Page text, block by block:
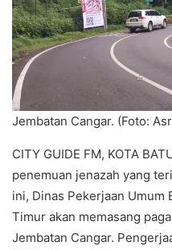
Jembatan Cangar. (Foto:
CITY GUIDE FM, KOTA
penemuan jenazah yang
ini, Dinas Pekerjaan Umum
Timur akan memasang
Jembatan Cangar.